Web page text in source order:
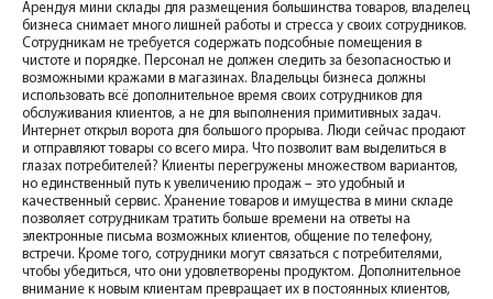
Арендуя мини склады для размещения большинства товаров, владелец
бизнеса снимает много лишней работы и стресса у своих сотрудников.
Сотрудникам не требуется содержать подсобные помещения в
чистоте и порядке. Персонал не должен следить за безопасностью и
возможными кражами в магазинах. Владельцы бизнеса должны
использовать всё дополнительное время своих сотрудников для
обслуживания клиентов, а не для выполнения примитивных задач.
Интернет открыл ворота для большого прорыва. Люди сейчас продают
и отправляют товары со всего мира. Что позволит вам выделиться в
глазах потребителей? Клиенты перегружены множеством вариантов,
но единственный путь к увеличению продаж – это удобный и
качественный сервис. Хранение товаров и имущества в мини складе
позволяет сотрудникам тратить больше времени на ответы на
электронные письма возможных клиентов, общение по телефону,
встречи. Кроме того, сотрудники могут связаться с потребителями,
чтобы убедиться, что они удовлетворены продуктом. Дополнительное
внимание к новым клиентам превращает их в постоянных клиентов,